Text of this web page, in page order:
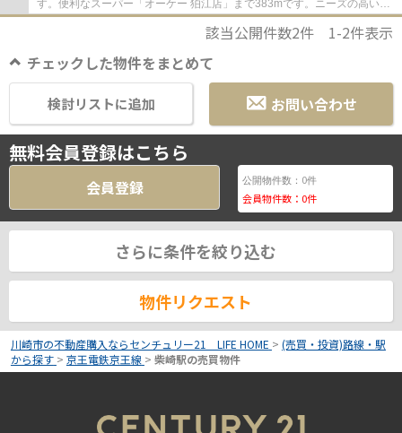
す。便利なスーパー「オーケー 狛江店」まで383mです。ニーズの高いエ
レベーター付きの物件はこちらです。駅まで...
該当公開件数2件 1-2件表示
チェックした物件をまとめて
お問い合わせ
検討リストに追加
無料会員登録はこちら
会員登録 公開物件数： 0件
会員物件数： 0件
さらに条件を絞り込む
物件リクエスト
川崎市の不動産購入ならセンチュリー21 LIFE HOME > (売買・投資)路線・駅
から探す > 京王電鉄京王線 > 柴崎駅の売買物件